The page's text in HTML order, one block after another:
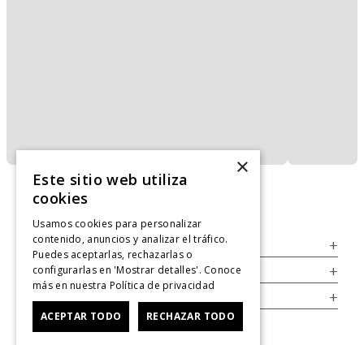
Servicio al Consumidor +
Legal +
+
×
Este sitio web utiliza
cookies
Usamos cookies para personalizar
contenido, anuncios y analizar el tráfico.
Puedes aceptarlas, rechazarlas o
configurarlas en 'Mostrar detalles'. Conoce
más en nuestra Política de privacidad
ACEPTAR TODO RECHAZAR TODO